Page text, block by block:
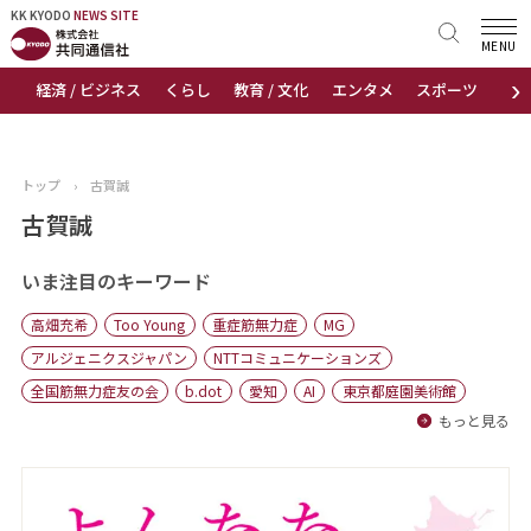
KK KYODO NEWS SITE
›
経済 / ビジネス くらし 教育 / 文化 エンタメ スポーツ 地域
MENU
KK KYODONEWS SITE
トップページ
ニュース
おすすめコンテンツ
出版物
会社概要
トップ › 古賀誠
古賀誠
いま注目のキーワード
高畑充希 Too Young 重症筋無力症
MG
アルジェニクスジャパン
NTTコミュニケーションズ
全国筋無力症友の会
b.dot 愛知 AI
東京都庭園美術館
もっと見る